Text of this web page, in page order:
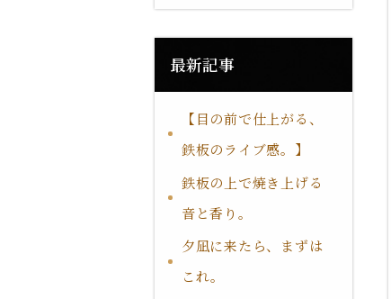
最新記事
【目の前で仕上がる、
鉄板のライブ感。】
鉄板の上で焼き上げる
音と香り。
夕凪に来たら、まずは
これ。